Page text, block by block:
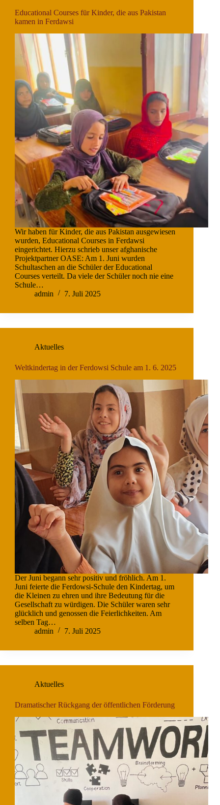
Educational Courses für Kinder, die aus Pakistan
kamen in Ferdawsi
Wir haben für Kinder, die aus Pakistan ausgewiesen
wurden, Educational Courses in Ferdawsi
eingerichtet. Hierzu schrieb unser afghanische
Projektpartner OASE: Am 1. Juni wurden
Schultaschen an die Schüler der Educational
Courses verteilt. Da viele der Schüler noch nie eine
Schule…
admin
7. Juli 2025
Aktuelles
Weltkindertag in der Ferdowsi Schule am 1. 6. 2025
Der Juni begann sehr positiv und fröhlich. Am 1.
Juni feierte die Ferdowsi-Schule den Kindertag, um
die Kleinen zu ehren und ihre Bedeutung für die
Gesellschaft zu würdigen. Die Schüler waren sehr
glücklich und genossen die Feierlichkeiten. Am
selben Tag…
admin
7. Juli 2025
Aktuelles
Dramatischer Rückgang der öffentlichen Förderung